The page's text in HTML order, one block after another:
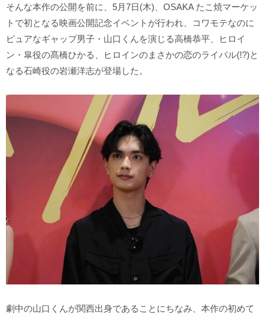
そんな本作の公開を前に、5月7日(木)、OSAKA たこ焼マーケッ
トで初となる映画公開記念イベントが行われ、コワモテなのに
ピュアなギャップ男子・山口くんを演じる高橋恭平、ヒロイ
ン・皐役の髙橋ひかる、ヒロインのまさかの恋のライバル(!?)と
なる石崎役の岩瀬洋志が登場した。
劇中の山口くんが関西出身であることにちなみ、本作の初めて